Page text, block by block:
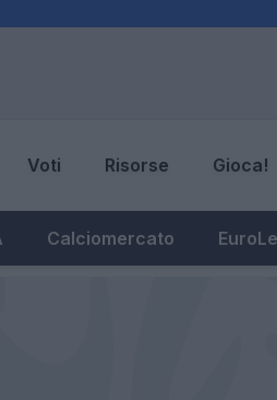
Voti Risorse Gioca!
Calciomercato